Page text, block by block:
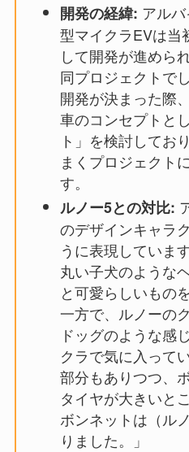
開発の経緯: アル
型マイクラEVは当
して開発が進めら
同プロジェクトで
開発が決まった際
車のコンセプトと
ト」を検討してお
まくプロジェクト
す。
ルノー5との対比:
のデザインキャラ
うに表現していま
丸い子犬のような
と可愛らしいもの
一方で、ルノーの
ドッグのような感
クラで気に入って
部分もありつつ、
タイヤが大きいと
ボンネットは（ル
りました。」